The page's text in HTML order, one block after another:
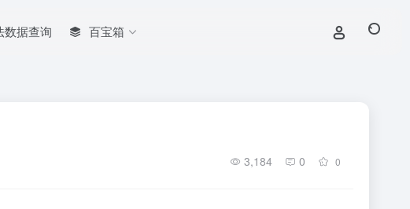
数据查询 百宝箱
3,184 0 0